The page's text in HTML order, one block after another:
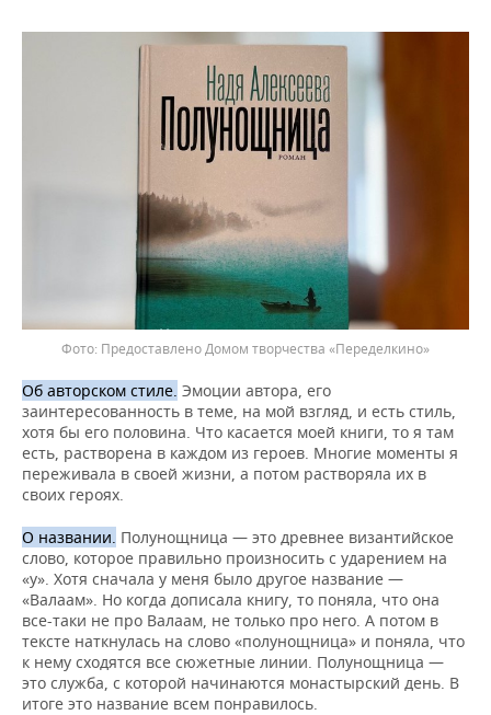
Предоставлено Домом творчества «Переделкино»
Об авторском стиле. Эмоции автора, его
заинтересованность в теме, на мой взгляд, и есть стиль,
хотя бы его половина. Что касается моей книги, то я там
есть, растворена в каждом из героев. Многие моменты я
переживала в своей жизни, а потом растворяла их в
своих героях.
О названии. Полунощница — это древнее византийское
слово, которое правильно произносить с ударением на
«у». Хотя сначала у меня было другое название —
«Валаам». Но когда дописала книгу, то поняла, что она
все-таки не про Валаам, не только про него. А потом в
тексте наткнулась на слово «полунощница» и поняла, что
к нему сходятся все сюжетные линии. Полунощница —
это служба, с которой начинаются монастырский день. В
итоге это название всем понравилось.